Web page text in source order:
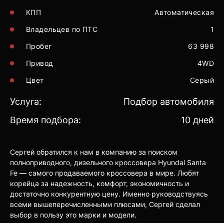
КПП
Автоматическая
Владельцев по ПТС
1
Пробег
63 998
Привод
4WD
Цвет
Серый
Услуга:
Подбор автомобиля
Время подбора:
10 дней
Сергей обратился к нам в компанию за поиском
полноприводного, дизельного кроссовера Hyundai Santa
Fe — самого продаваемого кроссовера в мире. Любят
корейца за надежность, комфорт, экономичность и
достаточно конкурентную цену. Именно руководствуясь
всеми вышеперечисленными плюсами, Сергей сделал
выбор в пользу это марки и модели.